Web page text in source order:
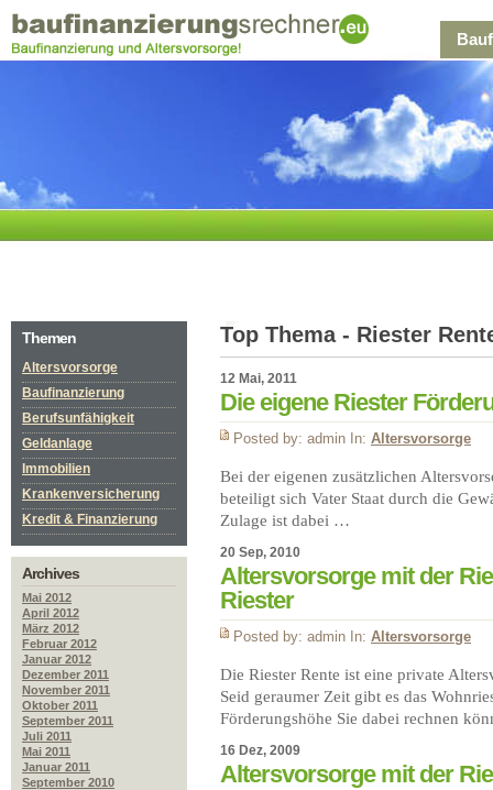
Top Thema - Riester
12 Mai, 2011
Die eigene Riester
Posted by: admin In: Altersvorsorge
Bei der eigenen zusätzlichen
beteiligt sich Vater Staat durch die
Zulage ist dabei …
20 Sep, 2010
Altersvorsorge mit der
Riester
Posted by: admin In: Altersvorsorge
Die Riester Rente ist eine private
Seid geraumer Zeit gibt es das
Förderungshöhe Sie dabei rechnen
16 Dez, 2009
Altersvorsorge mit der
Themen
Altersvorsorge
Baufinanzierung
Berufsunfähigkeit
Geldanlage
Immobilien
Krankenversicherung
Kredit & Finanzierung
Archives
Mai 2012
April 2012
März 2012
Februar 2012
Januar 2012
Dezember 2011
November 2011
Oktober 2011
September 2011
Juli 2011
Mai 2011
Januar 2011
September 2010